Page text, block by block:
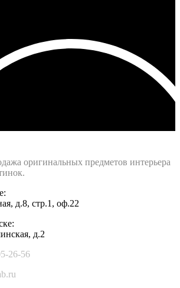
деньги
оригинальных предметов интерьера
д.8, стр.1, оф.22
д.2
26-56